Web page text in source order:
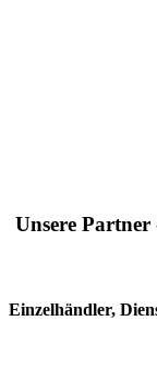
Unsere Partner
Einzelhändler,